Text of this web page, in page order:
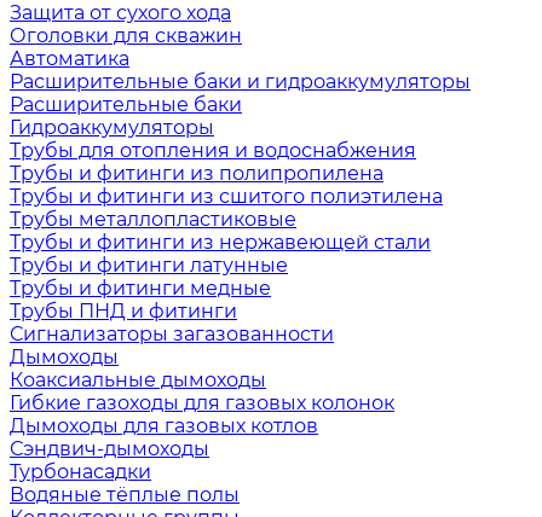
Защита от сухого хода
Оголовки для скважин
Автоматика
Расширительные баки и гидроаккумуляторы
Расширительные баки
Гидроаккумуляторы
Трубы для отопления и водоснабжения
Трубы и фитинги из полипропилена
Трубы и фитинги из сшитого полиэтилена
Трубы металлопластиковые
Трубы и фитинги из нержавеющей стали
Трубы и фитинги латунные
Трубы и фитинги медные
Трубы ПНД и фитинги
Сигнализаторы загазованности
Дымоходы
Коаксиальные дымоходы
Гибкие газоходы для газовых колонок
Дымоходы для газовых котлов
Сэндвич-дымоходы
Турбонасадки
Водяные тёплые полы